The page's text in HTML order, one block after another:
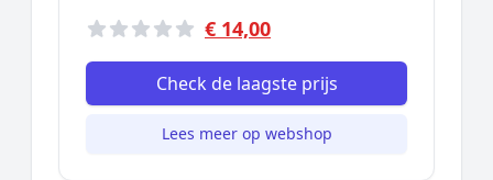
€ 14,00
Check de laagste prijs
Lees meer op webshop